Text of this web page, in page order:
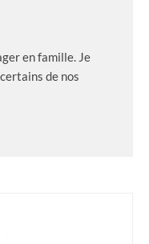
en famille. Je
de nos